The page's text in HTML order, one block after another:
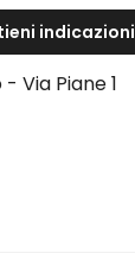
indicazioni
Via Piane 1